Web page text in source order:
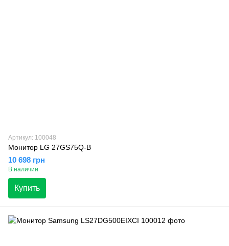
Артикул: 100048
Монитор LG 27GS75Q-B
10 698 грн
В наличии
Купить